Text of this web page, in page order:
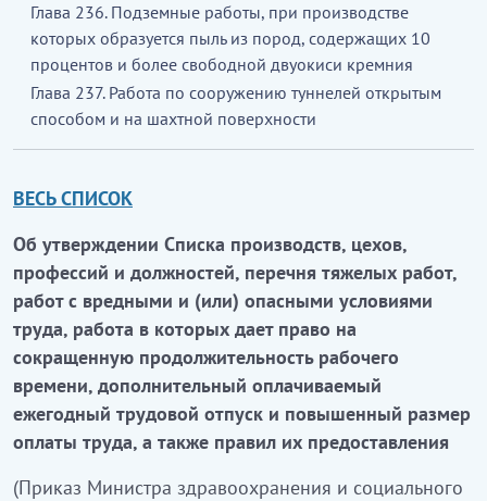
Глава 236. Подземные работы, при производстве
которых образуется пыль из пород, содержащих 10
процентов и более свободной двуокиси кремния
Глава 237. Работа по сооружению туннелей открытым
способом и на шахтной поверхности
ВЕСЬ СПИСОК
Об утверждении Списка производств, цехов,
профессий и должностей, перечня тяжелых работ,
работ с вредными и (или) опасными условиями
труда, работа в которых дает право на
сокращенную продолжительность рабочего
времени, дополнительный оплачиваемый
ежегодный трудовой отпуск и повышенный размер
оплаты труда, а также правил их предоставления
(Приказ Министра здравоохранения и социального